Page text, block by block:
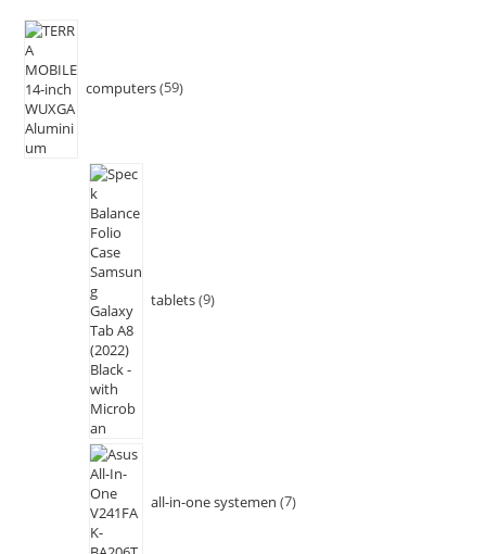
computers 59
tablets 9
all-in-one systemen 7